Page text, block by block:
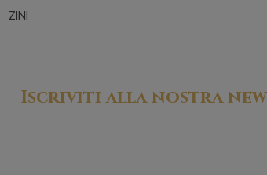
ZINI
Iscriviti alla nostra